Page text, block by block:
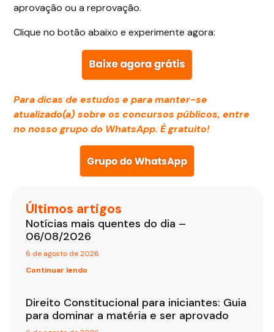
aprovação ou a reprovação.
Clique no botão abaixo e experimente agora:
Para dicas de estudos e para manter-se
atualizado(a) sobre os concursos públicos, entre
no nosso grupo do WhatsApp. É gratuito!
Últimos artigos
Notícias mais quentes do dia –
06/08/2026
6 de agosto de 2026
Continuar lendo
Direito Constitucional para iniciantes: Guia
para dominar a matéria e ser aprovado